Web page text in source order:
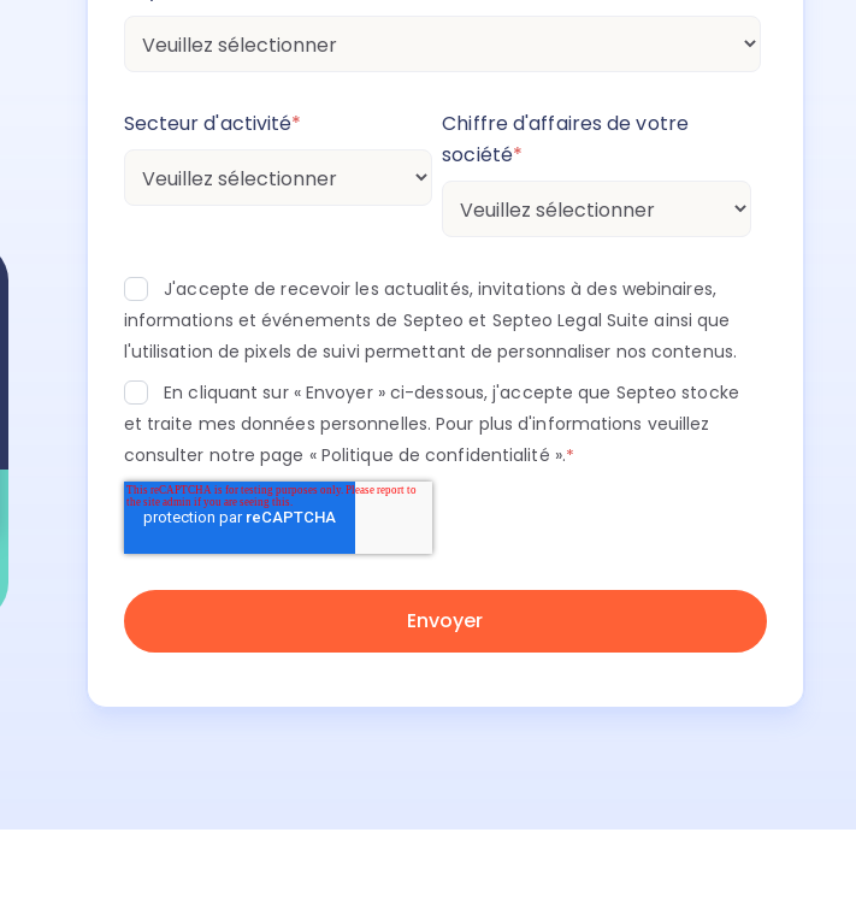
Secteur d'activité*
Chiffre d'affaires de votre
société*
J'accepte de recevoir les actualités, invitations à des webinaires,
informations et événements de Septeo et Septeo Legal Suite ainsi que
l'utilisation de pixels de suivi permettant de personnaliser nos contenus.
En cliquant sur « Envoyer » ci-dessous, j'accepte que Septeo stocke
et traite mes données personnelles. Pour plus d'informations veuillez
consulter notre page « Politique de confidentialité ».*